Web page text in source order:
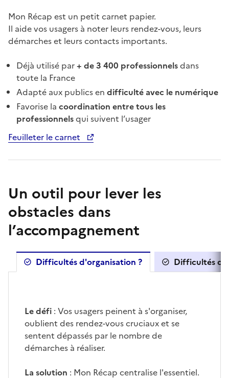
Mon Récap est un petit carnet papier.
Il aide vos usagers à noter leurs rendez-vous, leurs
démarches et leurs contacts importants.
Déjà utilisé par+ de 3 400 professionnelsdans
toute la France
Adapté aux publics en difficulté avec le numérique
Favorise la coordination entre tous les
professionnelsqui suivent l’usager
Feuilleter le carnet
Un outil pour lever les
obstacles dans
l’accompagnement
Difficultés d'organisation ? Difficultés
Le défi : Vos usagers peinent à s'organiser,
oublient des rendez-vous cruciaux et se
sentent dépassés par le nombre de
démarches à réaliser.
La solution : Mon Récap centralise l'essentiel.